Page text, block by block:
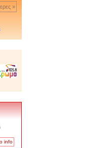
»
info